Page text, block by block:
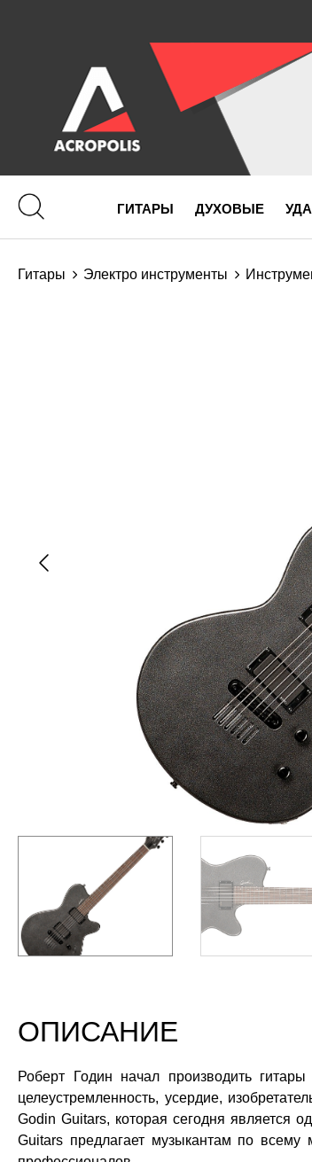
ГИТАРЫ ДУХОВЫЕ
Гитары Электро инструменты
ОПИСАНИЕ
Роберт Годин начал производить
целеустремленность, усердие,
Godin Guitars, которая сегодня является
Guitars предлагает музыкантам по